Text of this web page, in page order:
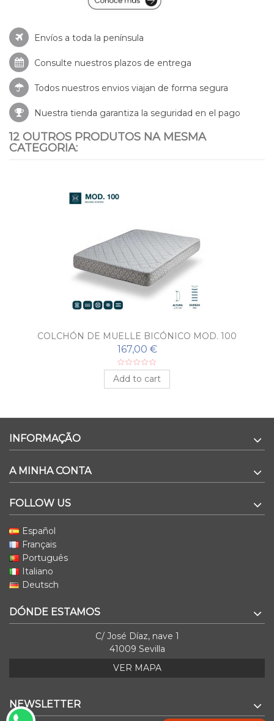
Envíos a toda la península
Consulte nuestros plazos de entrega
Todos nuestros envios viajan de forma segura
Nuestra tienda garantiza la seguridad en el pago
12 OUTROS PRODUTOS NA MESMA
CATEGORIA:
COLCHÓN DE MUELLE BICÓNICO MOD. 100
167,00 €
Add to cart
INFORMAÇÃO
A MINHA CONTA
FOLLOW US
Español
Français
Português
Italiano
Deutsch
DÓNDE ESTAMOS
C/ José Díaz, nave 1
41009 Sevilla
VER MAPA
NEWSLETTER